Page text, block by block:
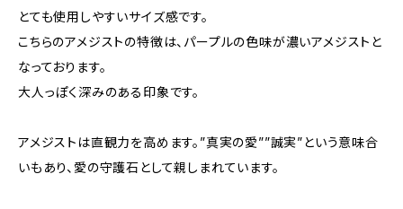
とても使用しやすいサイズ感です。
こちらのアメジストの特徴は、パープルの色味が濃いアメジストと
なっております。
大人っぽく深みのある印象です。
アメジストは直観力を高めます。”真実の愛””誠実”という意味合
いもあり、愛の守護石として親しまれています。